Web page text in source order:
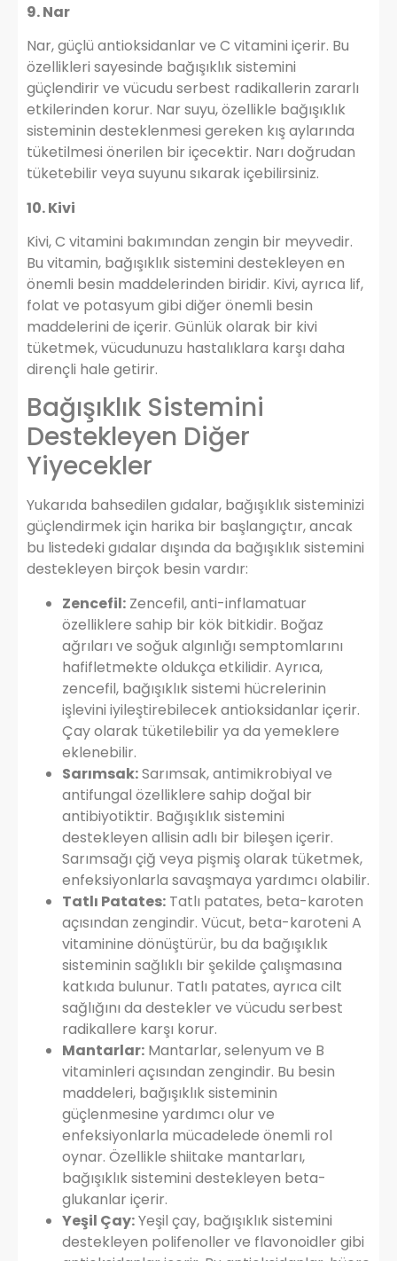
9. Nar
Nar, güçlü antioksidanlar ve C vitamini içerir. Bu
özellikleri sayesinde bağışıklık sistemini
güçlendirir ve vücudu serbest radikallerin zararlı
etkilerinden korur. Nar suyu, özellikle bağışıklık
sisteminin desteklenmesi gereken kış aylarında
tüketilmesi önerilen bir içecektir. Narı doğrudan
tüketebilir veya suyunu sıkarak içebilirsiniz.
10. Kivi
Kivi, C vitamini bakımından zengin bir meyvedir.
Bu vitamin, bağışıklık sistemini destekleyen en
önemli besin maddelerinden biridir. Kivi, ayrıca lif,
folat ve potasyum gibi diğer önemli besin
maddelerini de içerir. Günlük olarak bir kivi
tüketmek, vücudunuzu hastalıklara karşı daha
dirençli hale getirir.
Bağışıklık Sistemini
Destekleyen Diğer
Yiyecekler
Yukarıda bahsedilen gıdalar, bağışıklık sisteminizi
güçlendirmek için harika bir başlangıçtır, ancak
bu listedeki gıdalar dışında da bağışıklık sistemini
destekleyen birçok besin vardır:
Zencefil: Zencefil, anti-inflamatuar
özelliklere sahip bir kök bitkidir. Boğaz
ağrıları ve soğuk algınlığı semptomlarını
hafifletmekte oldukça etkilidir. Ayrıca,
zencefil, bağışıklık sistemi hücrelerinin
işlevini iyileştirebilecek antioksidanlar içerir.
Çay olarak tüketilebilir ya da yemeklere
eklenebilir.
Sarımsak:Sarımsak, antimikrobiyal ve
antifungal özelliklere sahip doğal bir
antibiyotiktir. Bağışıklık sistemini
destekleyen allisin adlı bir bileşen içerir.
Sarımsağı çiğ veya pişmiş olarak tüketmek,
enfeksiyonlarla savaşmaya yardımcı olabilir.
Tatlı Patates: Tatlı patates, beta-karoten
açısından zengindir. Vücut, beta-karoteni A
vitaminine dönüştürür, bu da bağışıklık
sisteminin sağlıklı bir şekilde çalışmasına
katkıda bulunur. Tatlı patates, ayrıca cilt
sağlığını da destekler ve vücudu serbest
radikallere karşı korur.
Mantarlar: Mantarlar, selenyum ve B
vitaminleri açısından zengindir. Bu besin
maddeleri, bağışıklık sisteminin
güçlenmesine yardımcı olur ve
enfeksiyonlarla mücadelede önemli rol
oynar. Özellikle shiitake mantarları,
bağışıklık sistemini destekleyen beta-
glukanlar içerir.
Yeşil Çay:Yeşil çay, bağışıklık sistemini
destekleyen polifenoller ve flavonoidler gibi